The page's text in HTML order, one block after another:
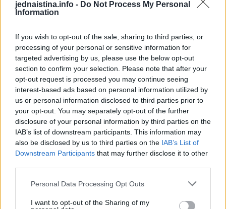
jednaistina.info - Do Not Process My Personal
Information
If you wish to opt-out of the sale, sharing to third parties, or
processing of your personal or sensitive information for
targeted advertising by us, please use the below opt-out
section to confirm your selection. Please note that after your
opt-out request is processed you may continue seeing
interest-based ads based on personal information utilized by
us or personal information disclosed to third parties prior to
your opt-out. You may separately opt-out of the further
disclosure of your personal information by third parties on the
IAB’s list of downstream participants. This information may
also be disclosed by us to third parties on the IAB’s List of
Downstream Participants that may further disclose it to other
Personal Data Processing Opt Outs
I want to opt-out of the Sharing of my
izdvojili smo 5 eteričnih ulja koja djeluju opuštajuće,
antistresno i smanjuju napetost i sadrže ekstrakte sljedećih
biljaka, piše “zadovoljna.hr”.
Crvena mandarina sadrži male količine N-
metilantranilata koji pokazuje snažna umirujuća
svojstva. Umanjuje nemir, naročito kod hiperaktivne
djece i pomaže kod nesanice, stresa i depresije.
Manuka djeluje umirujuće, smanjuje stres i napetost,
Limunska trava smanjuje glavobolju i migrenu i